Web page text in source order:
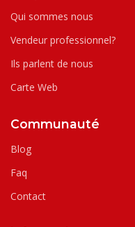
Qui sommes nous
Vendeur professionnel?
Ils parlent de nous
Carte Web
Communauté
Blog
Faq
Contact